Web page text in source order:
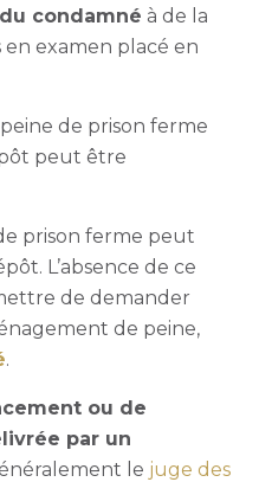
du condamné à de la
examen placé en
de prison ferme
peut être
prison ferme peut
L’absence de ce
de demander
de peine,
.
ou de
par un
le juge des